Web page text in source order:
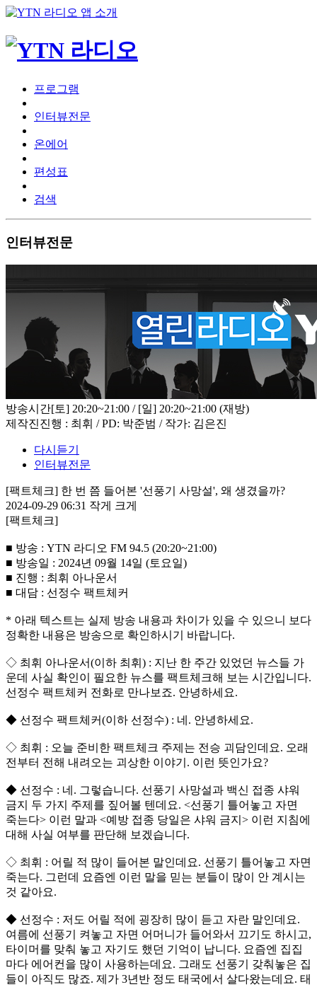
프로그램
인터뷰전문
온에어
편성표
검색
인터뷰전문
방송시간[토] 20:20~21:00 / [일] 20:20~21:00 (재방)
제작진진행 : 최휘 / PD: 박준범 / 작가: 김은진
다시듣기
인터뷰전문
[팩트체크] 한 번 쯤 들어본 '선풍기 사망설', 왜 생겼을까?
2024-09-29 06:31 작게
크게
[팩트체크]
■ 방송 : YTN 라디오 FM 94.5 (20:20~21:00)
■ 방송일 : 2024년 09월 14일 (토요일)
■ 진행 : 최휘 아나운서
■ 대담 : 선정수 팩트체커
* 아래 텍스트는 실제 방송 내용과 차이가 있을 수 있으니 보다
정확한 내용은 방송으로 확인하시기 바랍니다.
◇ 최휘 아나운서(이하 최휘) : 지난 한 주간 있었던 뉴스들 가
운데 사실 확인이 필요한 뉴스를 팩트체크해 보는 시간입니다.
선정수 팩트체커 전화로 만나보죠. 안녕하세요.
◆ 선정수 팩트체커(이하 선정수) : 네. 안녕하세요.
◇ 최휘 : 오늘 준비한 팩트체크 주제는 전승 괴담인데요. 오래
전부터 전해 내려오는 괴상한 이야기. 이런 뜻인가요?
◆ 선정수 : 네. 그렇습니다. 선풍기 사망설과 백신 접종 샤워
금지 두 가지 주제를 짚어볼 텐데요. <선풍기 틀어놓고 자면
죽는다> 이런 말과 <예방 접종 당일은 샤워 금지> 이런 지침에
대해 사실 여부를 판단해 보겠습니다.
◇ 최휘 : 어릴 적 많이 들어본 말인데요. 선풍기 틀어놓고 자면
죽는다. 그런데 요즘엔 이런 말을 믿는 분들이 많이 안 계시는
것 같아요.
◆ 선정수 : 저도 어릴 적에 굉장히 많이 듣고 자란 말인데요.
여름에 선풍기 켜놓고 자면 어머니가 들어와서 끄기도 하시고,
타이머를 맞춰 놓고 자기도 했던 기억이 납니다. 요즘엔 집집
마다 에어컨을 많이 사용하는데요. 그래도 선풍기 갖춰놓은 집
들이 아직도 많죠. 제가 3년반 정도 태국에서 살다왔는데요. 태